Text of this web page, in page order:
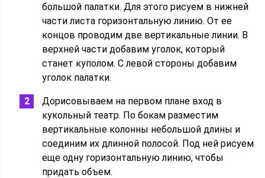
большой палатки. Для этого рисуем в нижней
части листа горизонтальную линию. От ее
концов проводим две вертикальные линии. В
верхней части добавим уголок, который
станет куполом. С левой стороны добавим
уголок палатки.
Дорисовываем на первом плане вход в
кукольный театр. По бокам разместим
вертикальные колонны небольшой длины и
соединим их длинной полосой. Под ней рисуем
еще одну горизонтальную линию, чтобы
придать объем.